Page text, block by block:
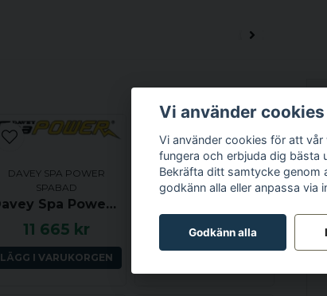
DAVEY SPA POWER
SPABAD
Davey Spa Power SP601 inkl 2kW värmare
11 665 kr
LÄGG I VARUKORGEN
DAVEY SPA POWER
SPABAD
0 kr
Vi använder cookies
Vi använder cookies för att
fungera och erbjuda dig bästa
Bekräfta ditt samtycke genom
godkänn alla eller anpassa via
Godkänn alla